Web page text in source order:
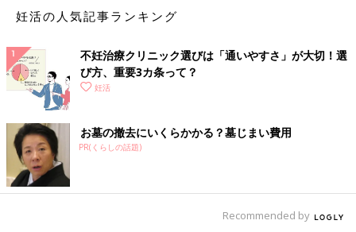
妊活の人気記事ランキング
不妊治療クリニック選びは「通いやすさ」が大切！選
び方、重要3カ条って？
妊活
お墓の撤去にいくらかかる？墓じまい費用
PR(くらしの話題)
Recommended by